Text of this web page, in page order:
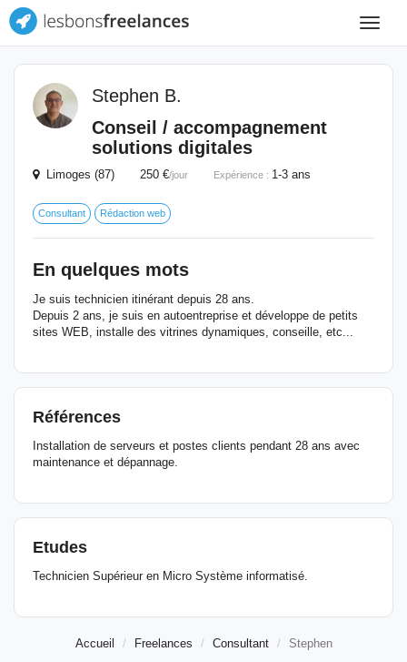
Toggle
Stephen B.
Conseil / accompagnement
solutions digitales
Limoges (87) 250 €/jour Expérience : 1-3 ans
Consultant Rédaction web
En quelques mots
Je suis technicien itinérant depuis 28 ans.
Depuis 2 ans, je suis en autoentreprise et développe de petits
sites WEB, installe des vitrines dynamiques, conseille, etc...
Références
Installation de serveurs et postes clients pendant 28 ans avec
maintenance et dépannage.
Etudes
Technicien Supérieur en Micro Système informatisé.
Accueil Freelances Consultant Stephen